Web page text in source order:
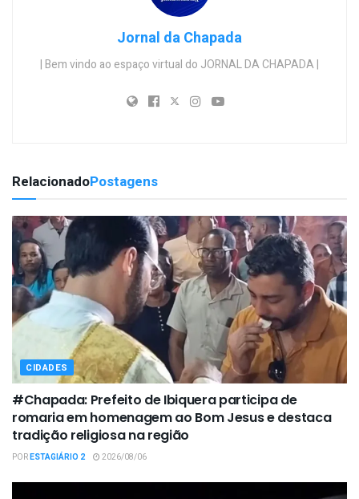
Jornal da Chapada
| Bem vindo ao espaço virtual do JORNAL DA CHAPADA |
RelacionadoPostagens
CIDADES
#Chapada: Prefeito de Ibiquera participa de
romaria em homenagem ao Bom Jesus e destaca
tradição religiosa na região
PORESTAGIÁRIO 2 2026/08/06